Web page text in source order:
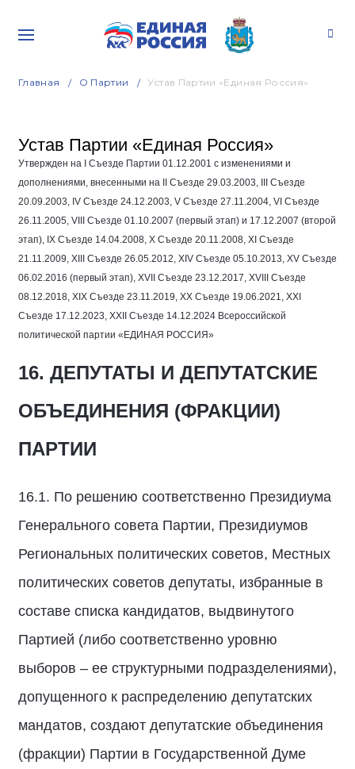
Главная О Партии Устав Партии «Единая Россия»
Устав Партии «Единая Россия»
Утвержден на I Съезде Партии 01.12.2001 с изменениями и
дополнениями, внесенными на II Съезде 29.03.2003, III Съезде
20.09.2003, IV Съезде 24.12.2003, V Съезде 27.11.2004, VI Съезде
26.11.2005, VIII Съезде 01.10.2007 (первый этап) и 17.12.2007 (второй
этап), IX Съезде 14.04.2008, Х Съезде 20.11.2008, ХI Съезде
21.11.2009, ХIII Съезде 26.05.2012, ХIV Съезде 05.10.2013, ХV Съезде
06.02.2016 (первый этап), XVII Съезде 23.12.2017, XVIII Съезде
08.12.2018, XIX Съезде 23.11.2019, XX Съезде 19.06.2021, XXI
Съезде 17.12.2023, XXII Съезде 14.12.2024 Всероссийской
политической партии «ЕДИНАЯ РОССИЯ»
16. ДЕПУТАТЫ И ДЕПУТАТСКИЕ
ОБЪЕДИНЕНИЯ (ФРАКЦИИ)
ПАРТИИ
16.1. По решению соответственно Президиума
Генерального совета Партии, Президиумов
Региональных политических советов, Местных
политических советов депутаты, избранные в
составе списка кандидатов, выдвинутого
Партией (либо соответственно уровню
выборов – ее структурными подразделениями),
допущенного к распределению депутатских
мандатов, создают депутатские объединения
(фракции) Партии в Государственной Думе